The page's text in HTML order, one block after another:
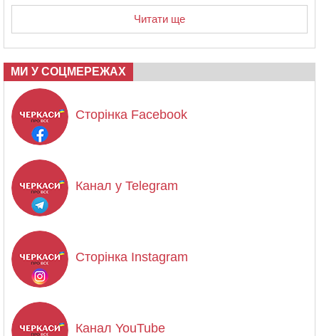
Читати ще
МИ У СОЦМЕРЕЖАХ
Сторінка Facebook
Канал у Telegram
Сторінка Instagram
Канал YouTube